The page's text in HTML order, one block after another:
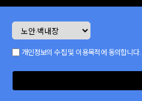
개인정보의 수집 및 이용목적에 동의합니다.